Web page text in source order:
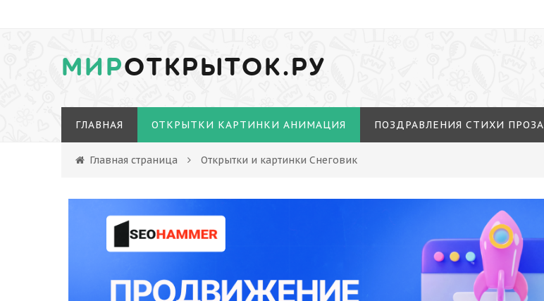
МИРОТКРЫТОК.РУ
ГЛАВНАЯ ОТКРЫТКИ КАРТИНКИ АНИМАЦИЯ ПОЗДРАВЛЕНИЯ СТИХИ ПРОЗА
Главная страница Открытки и картинки Снеговик